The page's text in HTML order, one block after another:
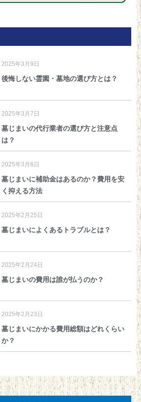
後悔しない霊園・墓地の選び方とは？
2025年3月9日
墓じまいの代行業者の選び方と注意点
は？
2025年3月7日
墓じまいに補助金はあるのか？費用を安
く抑える方法
2025年3月6日
墓じまいによくあるトラブルとは？
2025年2月25日
墓じまいの費用は誰が払うのか？
2025年2月24日
墓じまいにかかる費用総額はどれくらい
か？
2025年2月23日